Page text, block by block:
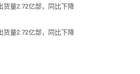
货量2.72亿部，同比下降
货量2.72亿部，同比下降